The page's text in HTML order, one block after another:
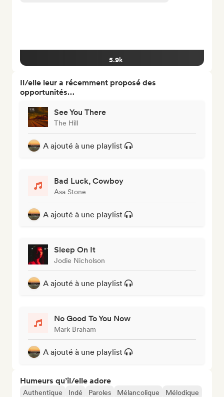
5.9k
Il/elle leur a récemment proposé des
opportunités…
See You There
The Hill
A ajouté à une playlist
Bad Luck, Cowboy
Asa Stone
A ajouté à une playlist
Sleep On It
Jodie Nicholson
A ajouté à une playlist
No Good To You Now
Mark Braham
A ajouté à une playlist
Humeurs qu’il/elle adore
Authentique Indé Paroles Mélancolique
Mélodique